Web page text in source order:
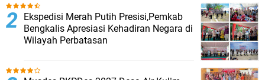
Ekspedisi Merah Putih Presisi,Pemkab
Bengkalis Apresiasi Kehadiran Negara di
Wilayah Perbatasan